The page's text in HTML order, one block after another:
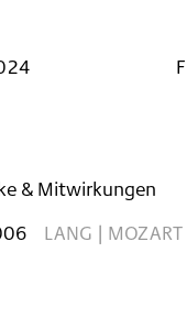
& Mitwirkungen
LANG | MOZART